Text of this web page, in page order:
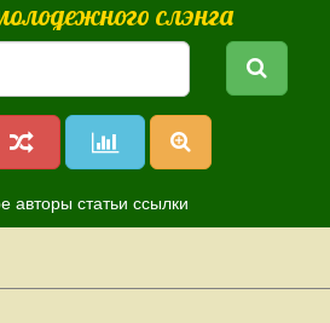
слэнга
авторы статьи ссылки